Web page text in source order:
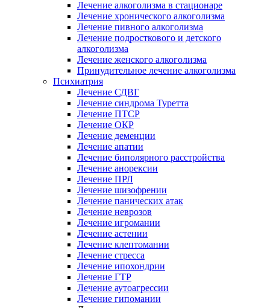
Лечение алкоголизма в стационаре
Лечение хронического алкоголизма
Лечение пивного алкоголизма
Лечение подросткового и детского
алкоголизма
Лечение женского алкоголизма
Принудительное лечение алкоголизма
Психиатрия
Лечение СДВГ
Лечение синдрома Туретта
Лечение ПТСР
Лечение ОКР
Лечение деменции
Лечение апатии
Лечение биполярного расстройства
Лечение анорексии
Лечение ПРЛ
Лечение шизофрении
Лечение панических атак
Лечение неврозов
Лечение игромании
Лечение астении
Лечение клептомании
Лечение стресса
Лечение ипохондрии
Лечение ГТР
Лечение аутоагрессии
Лечение гипомании